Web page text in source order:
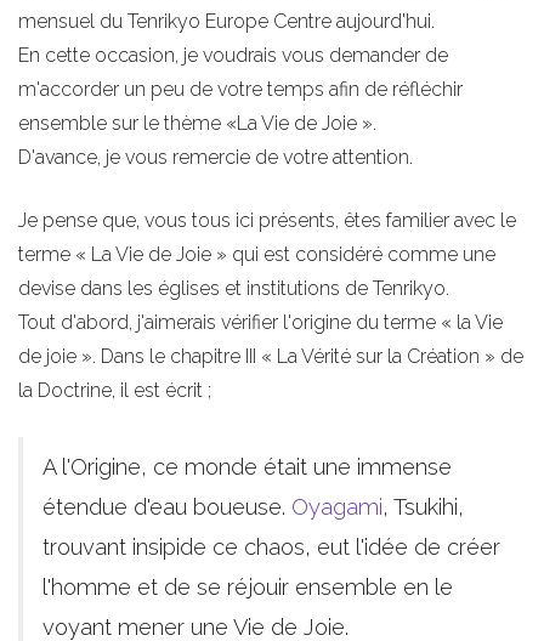
mensuel du Tenrikyo Europe Centre aujourd'hui.
En cette occasion, je voudrais vous demander de
m'accorder un peu de votre temps afin de réfléchir
ensemble sur le thème «La Vie de Joie ».
D'avance, je vous remercie de votre attention.
Je pense que, vous tous ici présents, êtes familier avec le
terme « La Vie de Joie » qui est considéré comme une
devise dans les églises et institutions de Tenrikyo.
Tout d'abord, j'aimerais vérifier l'origine du terme « la Vie
de joie ». Dans le chapitre III « La Vérité sur la Création » de
la Doctrine, il est écrit ;
A l'Origine, ce monde était une immense
étendue d'eau boueuse. Oyagami, Tsukihi,
trouvant insipide ce chaos, eut l'idée de créer
l'homme et de se réjouir ensemble en le
voyant mener une Vie de Joie.